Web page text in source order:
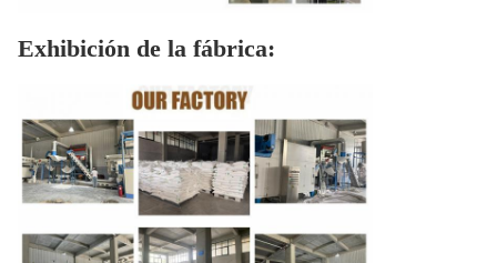
Exhibición de la fábrica: